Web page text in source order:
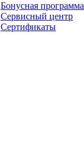
Бонусная программа
Сервисный центр
Сертификаты